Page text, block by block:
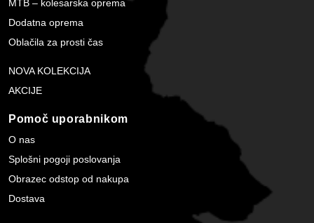
MTB – kolesarska oprema
Dodatna oprema
Oblačila za prosti čas
NOVA KOLEKCIJA
AKCIJE
Pomoč uporabnikom
O nas
Splošni pogoji poslovanja
Obrazec odstop od nakupa
Dostava